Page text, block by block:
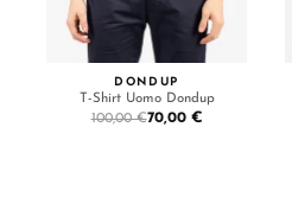
DONDUP
T-Shirt Uomo Dondup
100,00 €70,00 €